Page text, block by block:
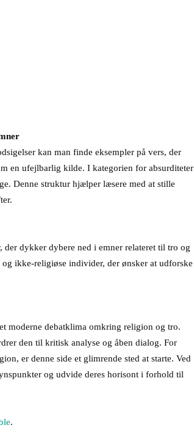
kan man finde eksempler på vers, der
en ufejlbarlig kilde. I kategorien for absurditeter
Denne struktur hjælper læsere med at stille
dykker dybere ned i emner relateret til tro og
ikke-religiøse individer, der ønsker at udforske
moderne debatklima omkring religion og tro.
den til kritisk analyse og åben dialog. For
er denne side et glimrende sted at starte. Ved
og udvide deres horisont i forhold til
.